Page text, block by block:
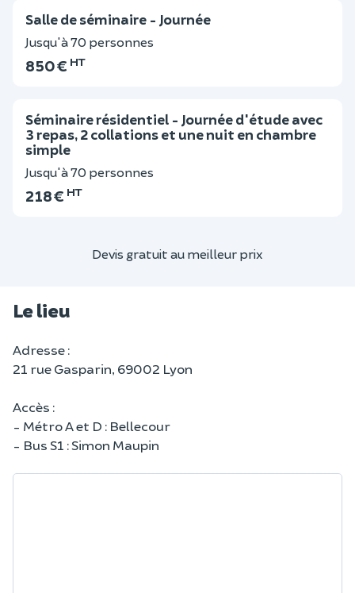
Salle de séminaire - Journée
Jusqu'à 70 personnes
850 € HT
Séminaire résidentiel - Journée d'étude avec
3 repas, 2 collations et une nuit en chambre
simple
Jusqu'à 70 personnes
218 € HT
Devis gratuit au meilleur prix
Le lieu
Adresse :
21 rue Gasparin, 69002 Lyon
Accès :
- Métro A et D : Bellecour
- Bus S1 : Simon Maupin